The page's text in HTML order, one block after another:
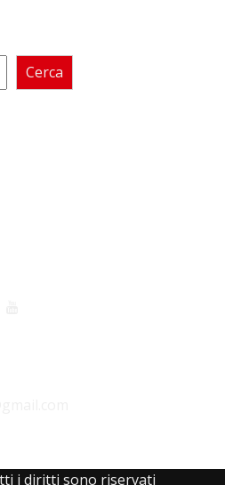
Cerca
i diritti sono riservati